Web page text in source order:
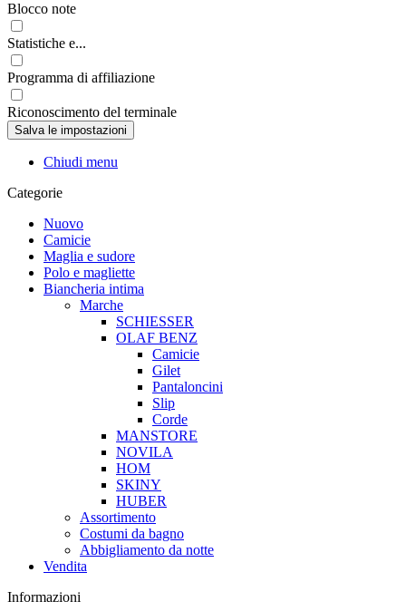
Blocco note
Statistiche e...
Programma di affiliazione
Riconoscimento del terminale
Chiudi menu
Categorie
Nuovo
Camicie
Maglia e sudore
Polo e magliette
Biancheria intima
Marche
SCHIESSER
OLAF BENZ
Camicie
Gilet
Pantaloncini
Slip
Corde
MANSTORE
NOVILA
HOM
SKINY
HUBER
Assortimento
Costumi da bagno
Abbigliamento da notte
Vendita
Informazioni